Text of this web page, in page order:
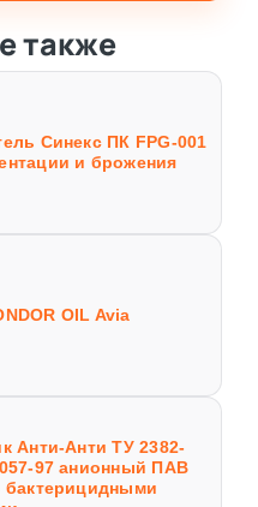
также
Синекс ПК FPG-001
и брожения
OIL Avia
Анти-Анти ТУ 2382-
97 анионный ПАВ
бактерицидными